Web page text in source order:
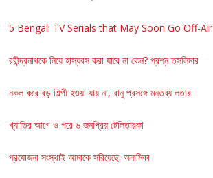
5 Bengali TV Serials that May Soon Go Off-Air
রবীন্দ্রনাথকে নিয়ে হাস্যরস করা যাবে না কেন? প্রশ্ন তসলিমার
নকল করে বড় শিল্পী হওয়া যায় না, রানু প্রসঙ্গে মন্তব্য লতার
খ্যাতির আগে ও পরে ৬ জনপ্রিয় টেলিতারকা
প্রযোজনা সংস্থাই আমাকে সরিয়েছে: অনামিকা